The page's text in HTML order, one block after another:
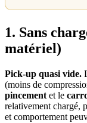
1. Sans
matériel)
Pick-up quasi vide.
(moins de
pincement et le
relativement chargé,
et comportement